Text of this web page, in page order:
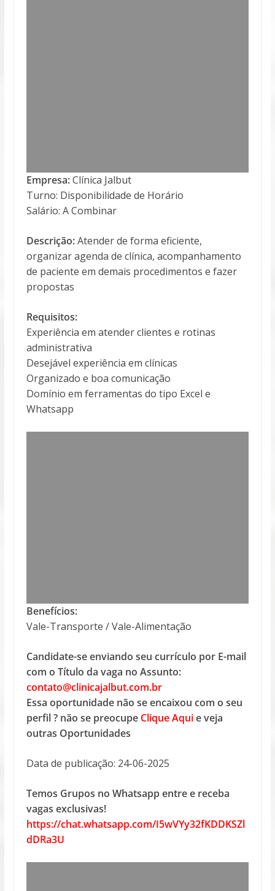
Empresa:Clínica Jalbut
Turno: Disponibilidade de Horário
Salário: A Combinar
Descrição:Atender de forma eficiente,
organizar agenda de clínica, acompanhamento
de paciente em demais procedimentos e fazer
propostas
Requisitos:
Experiência em atender clientes e rotinas
administrativa
Desejável experiência em clínicas
Organizado e boa comunicação
Domínio em ferramentas do tipo Excel e
Whatsapp
Benefícios:
Vale-Transporte / Vale-Alimentação
Candidate-se enviando seu currículo por E-mail
com o Título da vaga no Assunto:
contato@clinicajalbut.com.br
Essa oportunidade não se encaixou com o seu
perfil ? não se preocupe Clique Aquie veja
outras Oportunidades
Data de publicação: 24-06-2025
Temos Grupos no Whatsapp entre e receba
vagas exclusivas!
https://chat.whatsapp.com/I5wVYy32fKDDKSZl
dDRa3U